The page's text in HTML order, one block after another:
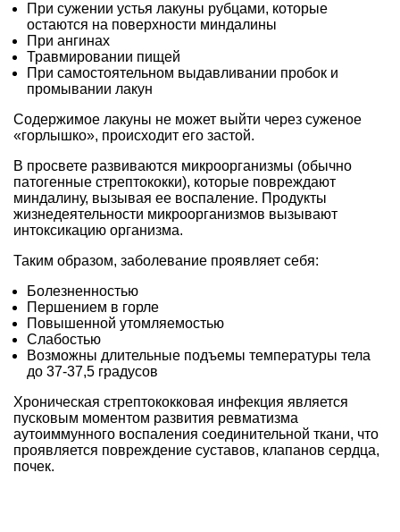
При сужении устья лакуны рубцами, которые
остаются на поверхности миндалины
При ангинах
Травмировании пищей
При самостоятельном выдавливании пробок и
промывании лакун
Содержимое лакуны не может выйти через суженое
«горлышко», происходит его застой.
В просвете развиваются микроорганизмы (обычно
патогенные стрептококки), которые повреждают
миндалину, вызывая ее воспаление. Продукты
жизнедеятельности микроорганизмов вызывают
интоксикацию организма.
Таким образом, заболевание проявляет себя:
Болезненностью
Першением в горле
Повышенной утомляемостью
Слабостью
Возможны длительные подъемы температуры тела
до 37-37,5 градусов
Хроническая стрептококковая инфекция является
пусковым моментом развития ревматизма
аутоиммунного воспаления соединительной ткани, что
проявляется повреждение суставов, клапанов сердца,
почек.